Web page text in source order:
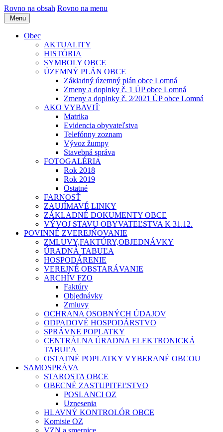
Rovno na obsah Rovno na menu
Menu
Obec
AKTUALITY
HISTÓRIA
SYMBOLY OBCE
ÚZEMNÝ PLÁN OBCE
Základný územný plán obce Lomná
Zmeny a doplnky č. 1 ÚP obce Lomná
Zmeny a doplnky č. 2⁄2021 ÚP obce Lomná
AKO VYBAVIŤ
Matrika
Evidencia obyvateľstva
Telefónny zoznam
Vývoz žumpy
Stavebná správa
FOTOGALÉRIA
Rok 2018
Rok 2019
Ostatné
FARNOSŤ
ZAUJÍMAVÉ LINKY
ZÁKLADNÉ DOKUMENTY OBCE
VÝVOJ STAVU OBYVATEĽSTVA K 31.12.
POVINNÉ ZVEREJŃOVANIE
ZMLUVY,FAKTÚRY,OBJEDNÁVKY
ÚRADNÁ TABUĽA
HOSPODÁRENIE
VEREJNÉ OBSTARÁVANIE
ARCHÍV FZO
Faktúry
Objednávky
Zmluvy
OCHRANA OSOBNÝCH ÚDAJOV
ODPADOVÉ HOSPODÁRSTVO
SPRÁVNE POPLATKY
CENTRÁLNA ÚRADNA ELEKTRONICKÁ
TABUĽA
OSTATNÉ POPLATKY VYBERANÉ OBCOU
SAMOSPRÁVA
STAROSTA OBCE
OBECNÉ ZASTUPITEĽSTVO
POSLANCI OZ
Uznesenia
HLAVNÝ KONTROLÓR OBCE
Komisie OZ
VZN a smernice